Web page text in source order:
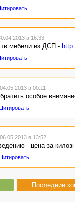
Цитировать
в 16:33
мебели из ДСП -
в 00:11
особое
в 13:52
- цена за
Последние